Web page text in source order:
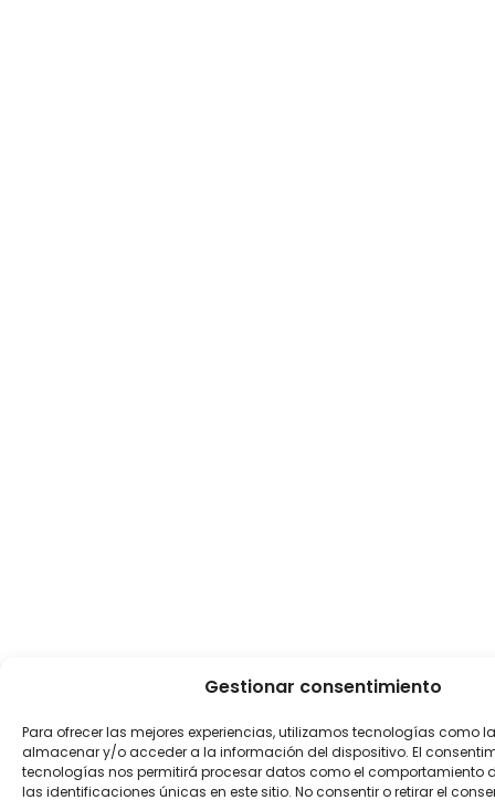
Gestionar consentimiento
Para ofrecer las mejores experiencias, utilizamos tecnologías como
almacenar y/o acceder a la información del dispositivo. El
tecnologías nos permitirá procesar datos como el comportamiento
las identificaciones únicas en este sitio. No consentir o retirar el